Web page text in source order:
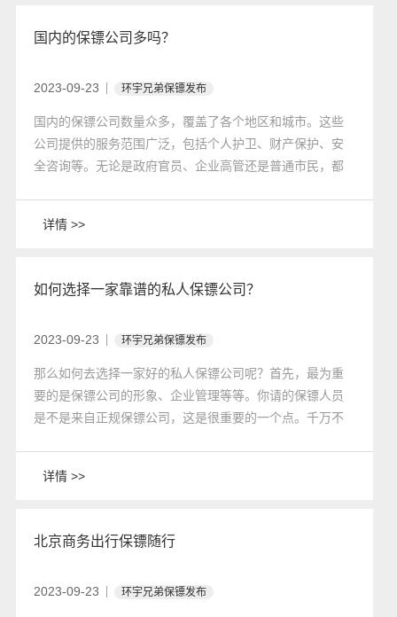
国内的保镖公司多吗？
2023-09-23 环宇兄弟保镖发布
国内的保镖公司数量众多，覆盖了各个地区和城市。这些
公司提供的服务范围广泛，包括个人护卫、财产保护、安
全咨询等。无论是政府官员、企业高管还是普通市民，都
详情 >>
如何选择一家靠谱的私人保镖公司？
2023-09-23 环宇兄弟保镖发布
​那么如何去选择一家好的私人保镖公司呢？首先，最为重
要的是保镖公司的形象、企业管理等等。你请的保镖人员
是不是来自正规保镖公司，这是很重要的一个点。千万不
在上岗之前都要经过一定的岗前培训，经过一个系统的学
详情 >>
北京商务出行保镖随行
2023-09-23 环宇兄弟保镖发布